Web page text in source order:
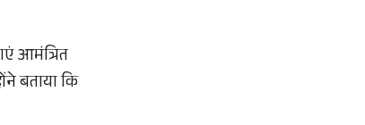
आमंत्रित
बताया कि